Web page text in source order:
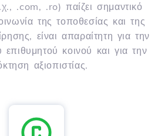
.com, .ro) παίζει σημαντικό
της τοποθεσίας και της
είναι απαραίτητη για την
κοινού και για την
αξιοπιστίας.